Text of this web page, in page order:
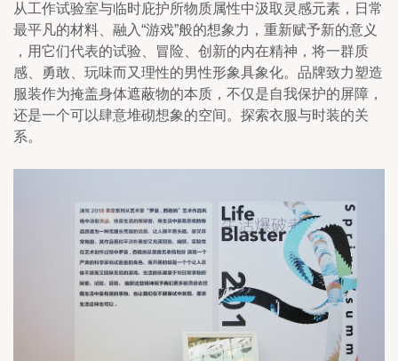
从工作试验室与临时庇护所物质属性中汲取灵感元素，日常
最平凡的材料、融入“游戏”般的想象力，重新赋予新的意义
，用它们代表的试验、冒险、创新的内在精神，将一群质
感、勇敢、玩味而又理性的男性形象具象化。品牌致力塑造
服装作为掩盖身体遮蔽物的本质，不仅是自我保护的屏障，
还是一个可以肆意堆砌想象的空间。探索衣服与时装的关
系。